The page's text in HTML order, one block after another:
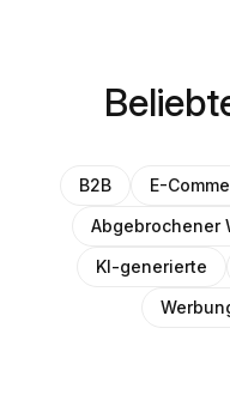
B2B E-
Abgebrochener
KI-generierte